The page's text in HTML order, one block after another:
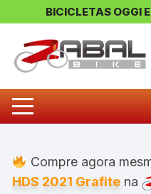
BICICLETAS OGGI
Compre agora
HDS 2021 Grafite na